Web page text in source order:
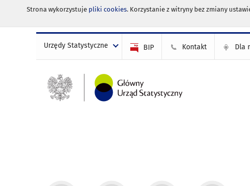
Strona wykorzystuje pliki cookies. Korzystanie z witryny bez zmiany
Urzędy Statystyczne BIP Kontakt Dla